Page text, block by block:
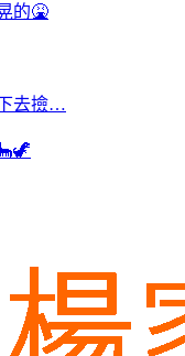
的🤮
去撿…